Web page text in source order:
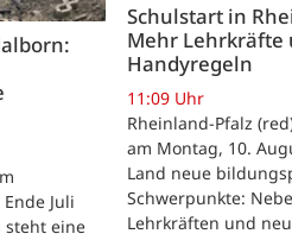
Juli
steht eine
Schulstart in
Mehr Lehrkräfte
Handyregeln
11:09 Uhr
Rheinland-Pfalz
am Montag, 10.
Land neue
Schwerpunkte:
Lehrkräften und